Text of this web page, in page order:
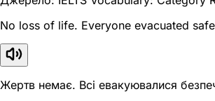
No loss of life. Everyone evacuated
Жертв немає. Всі евакуювалися